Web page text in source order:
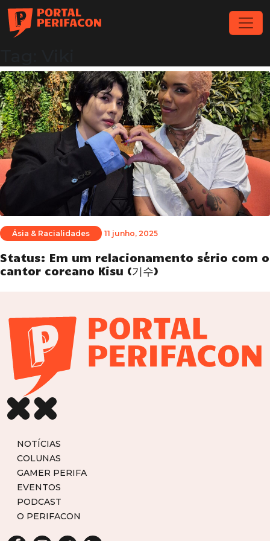
Ásia & Racialidades 11 junho, 2025
Status: Em um relacionamento sério com o
cantor coreano Kisu (기수)
NOTÍCIAS
COLUNAS
GAMER PERIFA
EVENTOS
PODCAST
O PERIFACON